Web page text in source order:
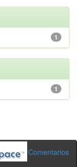
1
1
Comentarios